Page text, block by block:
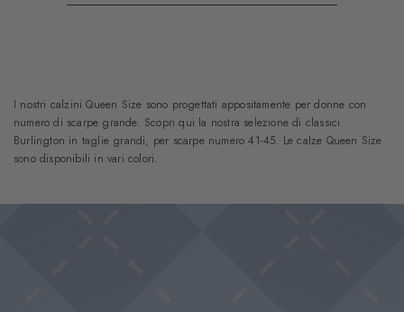
I nostri calzini Queen Size sono progettati appositamente per donne con
numero di scarpe grande. Scopri qui la nostra selezione di classici
Burlington in taglie grandi, per scarpe numero 41-45. Le calze Queen Size
sono disponibili in vari colori.